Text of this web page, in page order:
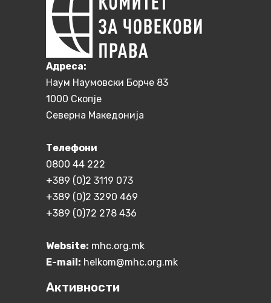
Aдреса:
Наум Наумовски Борче 83
1000 Скопје
Северна Македонија
Телефони
0800 44 222
+389 (0)2 3119 073
+389 (0)2 3290 469
+389 (0)72 278 436
Website: mhc.org.mk
E-mail: helkom@mhc.org.mk
Активности